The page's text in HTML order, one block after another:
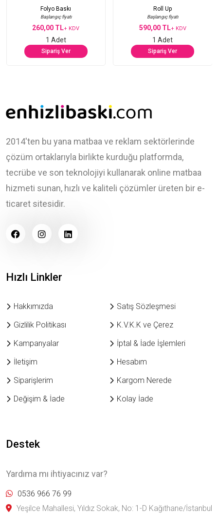
Folyo Baskı
Başlangıç fiyatı
260,00 TL+ KDV
1 Adet
Sipariş Ver
Roll Up
Başlangıç fiyatı
590,00 TL+ KDV
1 Adet
Sipariş Ver
2014'ten bu yana matbaa ve reklam sektörlerinde
çözüm ortaklarıyla birlikte kurduğu platformda,
tecrübe ve son teknolojiyi kullanarak online matbaa
hizmeti sunan, hızlı ve kaliteli çözümler üreten bir e-
ticaret sitesidir.
Hızlı Linkler
Hakkımızda
Satış Sözleşmesi
Gizlilik Politikası
K.V.K.K ve Çerez
Kampanyalar
İptal & İade İşlemleri
İletişim
Hesabım
Siparişlerim
Kargom Nerede
Değişim & İade
Kolay İade
Destek
Yardıma mı ihtiyacınız var?
0536 966 76 99
Yeşilce Mahallesi, Yıldız Sokak, No: 1-D Kağıthane/İstanbul